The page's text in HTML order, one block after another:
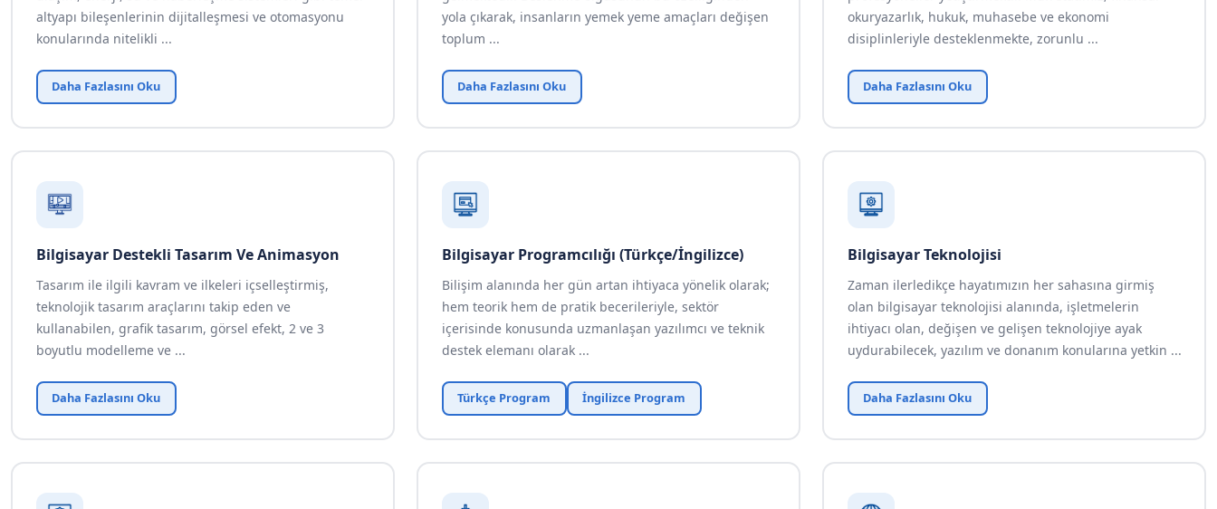
altyapı bileşenlerinin dijitalleşmesi ve otomasyonu
konularında nitelikli ...
Daha Fazlasını Oku
yola çıkarak, insanların yemek yeme amaçları değişen
toplum ...
Daha Fazlasını Oku
okuryazarlık, hukuk, muhasebe ve ekonomi
disiplinleriyle desteklenmekte, zorunlu ...
Daha Fazlasını Oku
Bilgisayar Destekli Tasarım Ve Animasyon
Tasarım ile ilgili kavram ve ilkeleri içselleştirmiş,
teknolojik tasarım araçlarını takip eden ve
kullanabilen, grafik tasarım, görsel efekt, 2 ve 3
boyutlu modelleme ve ...
Daha Fazlasını Oku
Bilgisayar Programcılığı (Türkçe/İngilizce)
Bilişim alanında her gün artan ihtiyaca yönelik olarak;
hem teorik hem de pratik becerileriyle, sektör
içerisinde konusunda uzmanlaşan yazılımcı ve teknik
destek elemanı olarak ...
Türkçe Program İngilizce Program
Bilgisayar Teknolojisi
Zaman ilerledikçe hayatımızın her sahasına girmiş
olan bilgisayar teknolojisi alanında, işletmelerin
ihtiyacı olan, değişen ve gelişen teknolojiye ayak
uydurabilecek, yazılım ve donanım konularına yetkin ...
Daha Fazlasını Oku